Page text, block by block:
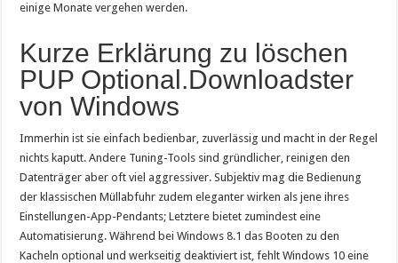
einige Monate vergehen werden.
Kurze Erklärung zu löschen
PUP Optional.Downloadster
von Windows
Immerhin ist sie einfach bedienbar, zuverlässig und macht in der Regel
nichts kaputt. Andere Tuning-Tools sind gründlicher, reinigen den
Datenträger aber oft viel aggressiver. Subjektiv mag die Bedienung
der klassischen Müllabfuhr zudem eleganter wirken als jene ihres
Einstellungen-App-Pendants; Letztere bietet zumindest eine
Automatisierung. Während bei Windows 8.1 das Booten zu den
Kacheln optional und werkseitig deaktiviert ist, fehlt Windows 10 eine